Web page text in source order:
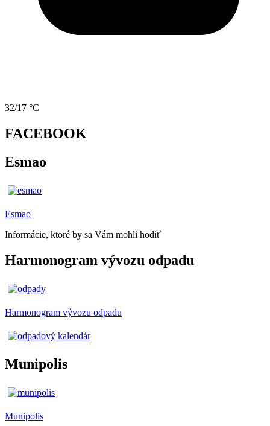
32/17 °C
FACEBOOK
Esmao
Esmao
Informácie, ktoré by sa Vám mohli hodiť
Harmonogram vývozu odpadu
Harmonogram vývozu odpadu
Munipolis
Munipolis